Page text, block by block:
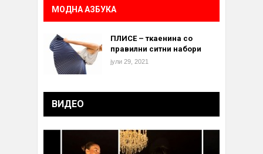
МОДНА АЗБУКА
ПЛИСЕ – ткаенина со
правилни ситни набори
јули 29, 2021
ВИДЕО